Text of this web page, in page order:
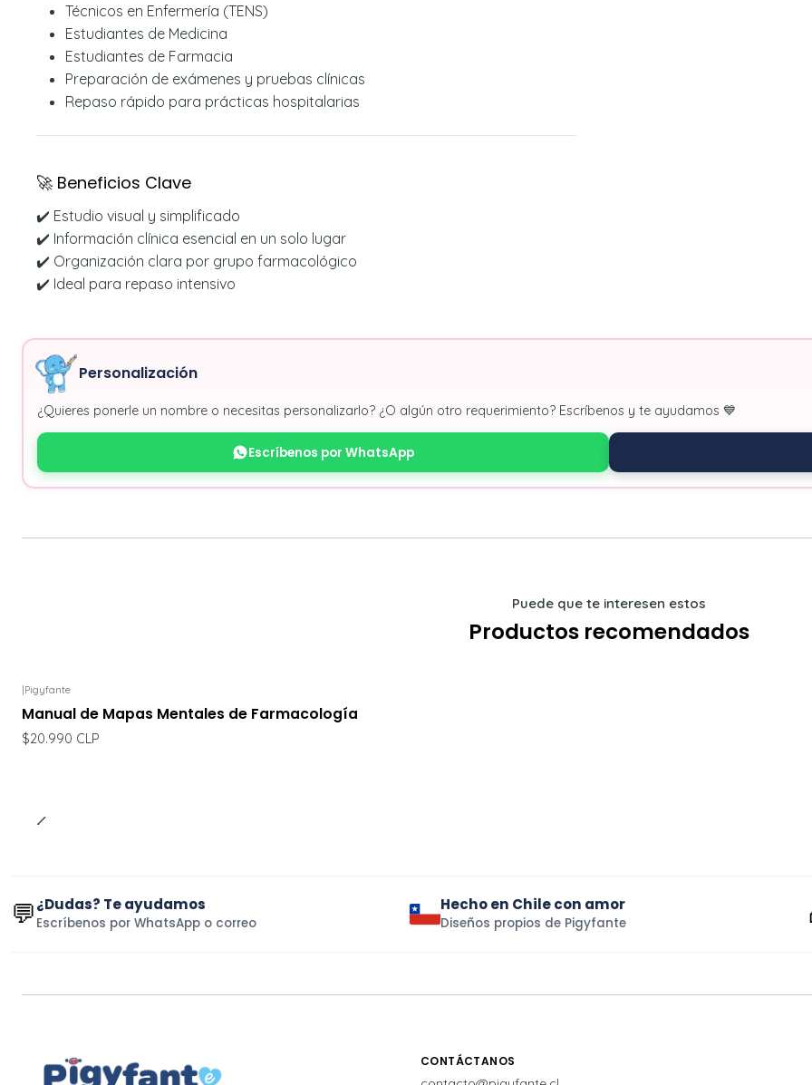
Técnicos en Enfermería (TENS)
Estudiantes de Medicina
Estudiantes de Farmacia
Preparación de exámenes y pruebas clínicas
Repaso rápido para prácticas hospitalarias
🚀 Beneficios Clave
✔️ Estudio visual y simplificado
✔️ Información clínica esencial en un solo lugar
✔️ Organización clara por grupo farmacológico
✔️ Ideal para repaso intensivo
Personalización
¿Quieres ponerle un nombre o necesitas personalizarlo? ¿O algún otro requerimiento? Escríbenos y te ayudamos 💙
Escríbenos por WhatsApp
Puede que te interesen estos
Productos recomendados
|Pigyfante
Manual de Mapas Mentales de Farmacología
$20.990 CLP
💬¿Dudas? Te ayudamos
Escríbenos por WhatsApp o correo
Hecho en Chile con amor
Diseños propios de Pigyfante
CONTÁCTANOS